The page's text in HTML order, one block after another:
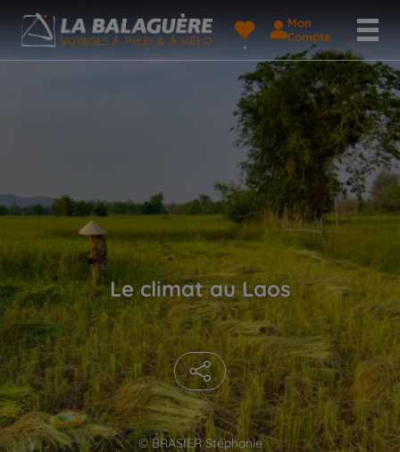
Mon
Compte
© BRASIER Stéphanie
Le climat au Laos